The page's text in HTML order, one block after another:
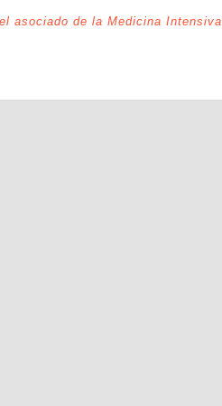
asociado de la Medicina Intensiva